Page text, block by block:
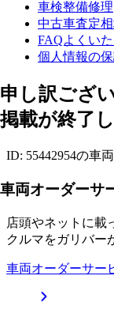
車検整備修理
中古車査定
FAQよくい
個人情報の
申し訳ござ
掲載が終了
ID: 55442954の車
車両オーダーサ
店頭やネットに載
クルマをガリバー
車両オーダーサー